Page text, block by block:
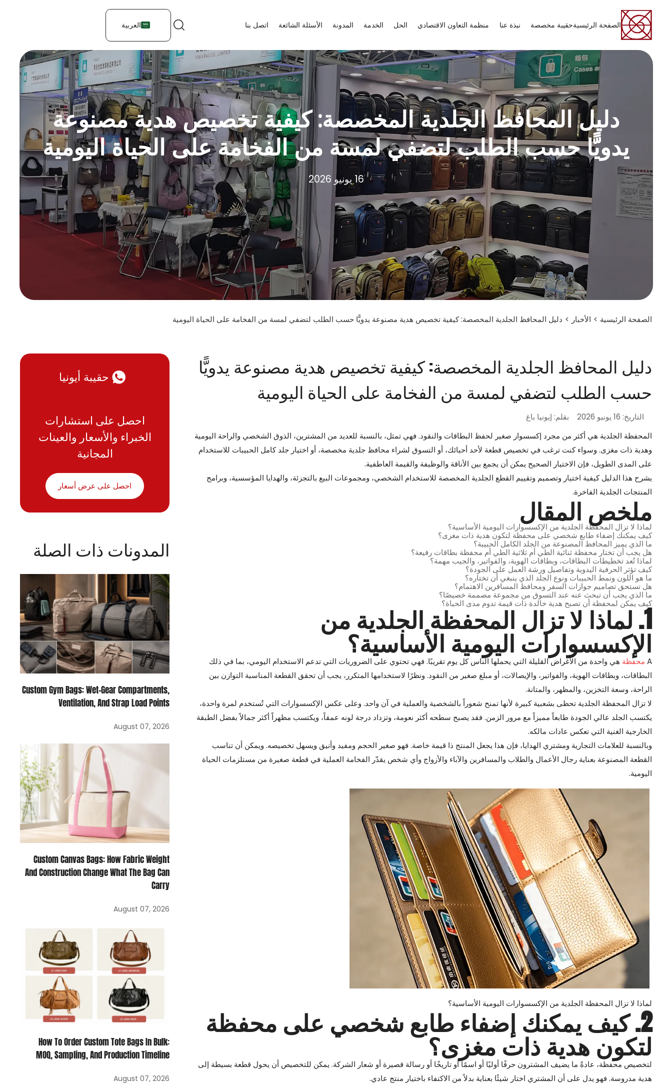
الصفحة الرئيسيةحقيبة مخصصة نبذة عنا منظمة التعاون الاقتصادي الحل الخدمة المدونة الأسئلة الشائعة اتصل بنا العربية
دليل المحافظ الجلدية المخصصة: كيفية تخصيص هدية مصنوعة
يدويًّا حسب الطلب لتضفي لمسة من الفخامة على الحياة اليومية
16 يونيو 2026
الصفحة الرئيسية > الأخبار > دليل المحافظ الجلدية المخصصة: كيفية تخصيص هدية مصنوعة يدويًّا حسب الطلب لتضفي لمسة من الفخامة على الحياة اليومية
دليل المحافظ الجلدية المخصصة: كيفية تخصيص هدية مصنوعة يدويًّا
حسب الطلب لتضفي لمسة من الفخامة على الحياة اليومية
التاريخ: 16 يونيو 2026
بقلم: إيونيا باغ
المحفظة الجلدية هي أكثر من مجرد إكسسوار صغير لحفظ البطاقات والنقود. فهي تمثل، بالنسبة للعديد من المشترين، الذوق الشخصي والراحة اليومية
وهدية ذات مغزى. وسواء كنت ترغب في تخصيص قطعة لأحد أحبائك، أو التسوق لشراء محافظ جلدية مخصصة، أو اختيار جلد كامل الحبيبات للاستخدام
على المدى الطويل، فإن الاختيار الصحيح يمكن أن يجمع بين الأناقة والوظيفة والقيمة العاطفية.
يشرح هذا الدليل كيفية اختيار وتصميم وتقييم القطع الجلدية المخصصة للاستخدام الشخصي، ومجموعات البيع بالتجزئة، والهدايا المؤسسية، وبرامج
المنتجات الجلدية الفاخرة.
ملخص المقال
لماذا لا تزال المحفظة الجلدية من الإكسسوارات اليومية الأساسية؟
كيف يمكنك إضفاء طابع شخصي على محفظة لتكون هدية ذات مغزى؟
ما الذي يميز المحافظ المصنوعة من الجلد الكامل الحبيبة؟
هل يجب أن تختار محفظة ثنائية الطي أم ثلاثية الطي أم محفظة بطاقات رفيعة؟
لماذا تُعد تخطيطات البطاقات، وبطاقات الهوية، والفواتير، والجيب مهمة؟
كيف تؤثر الحرفية اليدوية وتفاصيل ورشة العمل على الجودة؟
ما هو اللون ونمط الحبيبات ونوع الجلد الذي ينبغي أن تختاره؟
هل تستحق تصاميم جوازات السفر ومحافظ المسافرين الاهتمام؟
ما الذي يجب أن تبحث عنه عند التسوق من مجموعة مصممة خصيصًا؟
كيف يمكن لمحفظة أن تصبح هدية خالدة ذات قيمة تدوم مدى الحياة؟
1. لماذا لا تزال المحفظة الجلدية من
الإكسسوارات اليومية الأساسية؟
A محفظة هي واحدة من الأغراض القليلة التي يحملها الناس كل يوم تقريبًا. فهي تحتوي على الضروريات التي تدعم الاستخدام اليومي، بما في ذلك
البطاقات، وبطاقات الهوية، والفواتير، والإيصالات، أو مبلغ صغير من النقود. ونظرًا لاستخدامها المتكرر، يجب أن تحقق القطعة المناسبة التوازن بين
الراحة، وسعة التخزين، والمظهر، والمتانة.
لا تزال المحفظة الجلدية تحظى بشعبية كبيرة لأنها تمنح شعوراً بالشخصية والعملية في آن واحد. وعلى عكس الإكسسوارات التي تُستخدم لمرة واحدة،
يكتسب الجلد عالي الجودة طابعاً مميزاً مع مرور الزمن. فقد يصبح سطحه أكثر نعومة، وتزداد درجة لونه عمقاً، ويكتسب مظهراً أكثر جمالاً بفضل الطبقة
الخارجية الغنية التي تعكس عادات مالكه.
وبالنسبة للعلامات التجارية ومشتري الهدايا، فإن هذا يجعل المنتج ذا قيمة خاصة. فهو صغير الحجم ومفيد وأنيق ويسهل تخصيصه. ويمكن أن تناسب
القطعة المصنوعة بعناية رجال الأعمال والطلاب والمسافرين والآباء والأزواج وأي شخص يقدّر الفخامة العملية في قطعة صغيرة من مستلزمات الحياة
اليومية.
لماذا لا تزال المحفظة الجلدية من الإكسسوارات اليومية الأساسية؟
2. كيف يمكنك إضفاء طابع شخصي على محفظة
لتكون هدية ذات مغزى؟
لتخصيص محفظة، عادةً ما يضيف المشترون حرفًا أوليًا أو اسمًا أو تاريخًا أو رسالة قصيرة أو شعار الشركة. يمكن للتخصيص أن يحول قطعة بسيطة إلى
هدية مدروسة. فهو يدل على أن المشتري اختار شيئًا بعناية بدلاً من الاكتفاء باختيار منتج عادي.
حقيبة أيونيا
احصل على استشارات
الخبراء والأسعار والعينات
المجانية
احصل على عرض أسعار
المدونات ذات الصلة
Custom Gym Bags: Wet-Gear Compartments,
Ventilation, And Strap Load Points
August 07, 2026
Custom Canvas Bags: How Fabric Weight
And Construction Change What The Bag Can
Carry
August 07, 2026
How To Order Custom Tote Bags In Bulk:
MOQ, Sampling, And Production Timeline
August 07, 2026